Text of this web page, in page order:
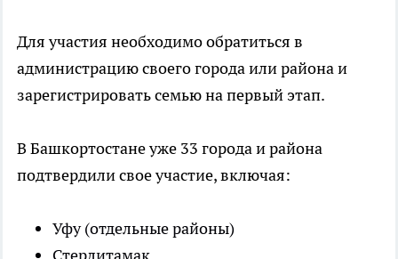
Для участия необходимо обратиться в
администрацию своего города или района и
зарегистрировать семью на первый этап.
В Башкортостане уже 33 города и района
подтвердили свое участие, включая:
Уфу (отдельные районы)